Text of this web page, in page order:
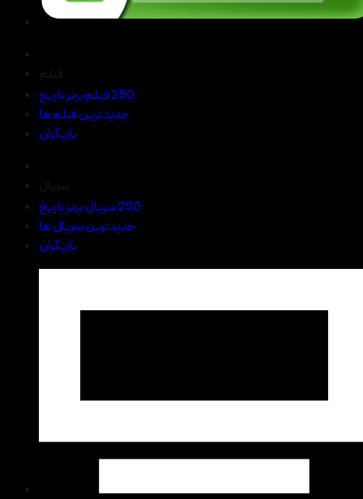
250 فیلم برتر تاریخ
جدیدترین فیلم ها
بازیگران
250 سریال برتر تاریخ
جدیدترین سریال ها
بازیگران